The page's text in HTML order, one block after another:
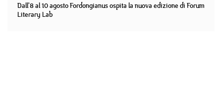
Dall'8 al 10 agosto Fordongianus ospita la nuova edizione di Forum
Literary Lab